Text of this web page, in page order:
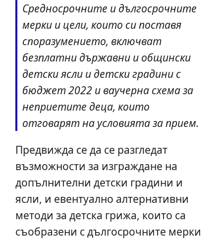
Средносрочните и дългосрочните
мерки и цели, които си поставя
споразумението, включват
безплатни държавни и общински
детски ясли и детски градини с
бюджет 2022 и ваучерна схема за
неприетите деца, които
отговарят на условията за прием.
Предвижда се да се разгледат
възможности за изграждане на
допълнителни детски градини и
ясли, и евентуално алтернативни
методи за детска грижа, които са
съобразени с дългосрочните мерки